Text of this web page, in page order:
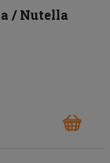
/ Nutella